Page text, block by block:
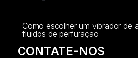
Como escolher um vibrador de
fluidos de perfuração
CONTATE-NOS